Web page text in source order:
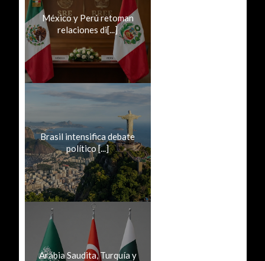
México y Perú retoman
relaciones di[...]
Brasil intensifica debate
político [...]
Arabia Saudita, Turquía y